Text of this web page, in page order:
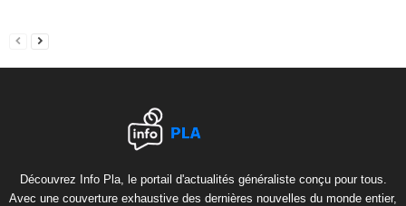
Découvrez Info Pla, le portail d'actualités généraliste conçu pour tous.
Avec une couverture exhaustive des dernières nouvelles du monde entier,